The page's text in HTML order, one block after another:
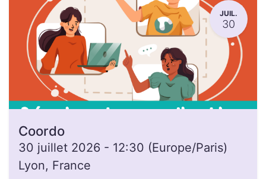
JUIL.
30
Coordo
30 juillet 2026 - 12:30 (Europe/Paris)
Lyon, France